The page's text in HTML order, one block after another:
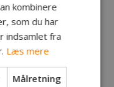
kombinere
som du har
indsamlet fra
Læs mere
Målretning